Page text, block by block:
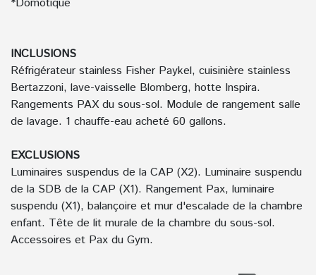
INCLUSIONS
Réfrigérateur stainless Fisher Paykel, cuisinière stainless
Bertazzoni, lave-vaisselle Blomberg, hotte Inspira.
Rangements PAX du sous-sol. Module de rangement salle
de lavage. 1 chauffe-eau acheté 60 gallons.
EXCLUSIONS
Luminaires suspendus de la CAP (X2). Luminaire suspendu
de la SDB de la CAP (X1). Rangement Pax, luminaire
suspendu (X1), balançoire et mur d'escalade de la chambre
enfant. Tête de lit murale de la chambre du sous-sol.
Accessoires et Pax du Gym.